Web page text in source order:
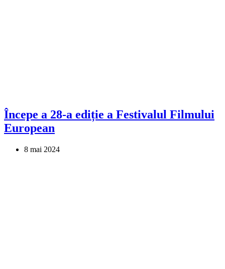
Începe a 28-a ediție a Festivalul Filmului
European
8 mai 2024